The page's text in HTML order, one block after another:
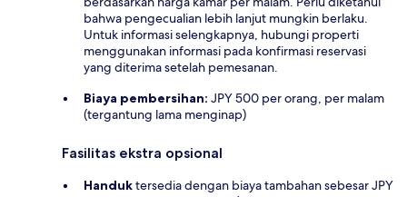
bahwa pengecualian lebih lanjut mungkin berlaku.
Untuk informasi selengkapnya, hubungi properti
menggunakan informasi pada konfirmasi reservasi
yang diterima setelah pemesanan.
Biaya pembersihan: JPY 500 per orang, per malam
(tergantung lama menginap)
Fasilitas ekstra opsional
Handuktersedia dengan biaya tambahan sebesar JPY